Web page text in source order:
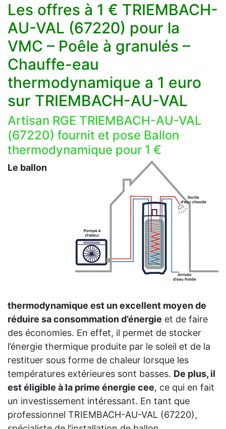
Les offres à 1 € TRIEMBACH-
AU-VAL (67220) pour la
VMC – Poêle à granulés –
Chauffe-eau
thermodynamique a 1 euro
sur TRIEMBACH-AU-VAL
Artisan RGE TRIEMBACH-AU-VAL
(67220) fournit et pose Ballon
thermodynamique pour 1 €
Le ballon
thermodynamique est un excellent moyen de
réduire sa consommation d’énergie et de faire
des économies. En effet, il permet de stocker
l’énergie thermique produite par le soleil et de la
restituer sous forme de chaleur lorsque les
températures extérieures sont basses. De plus, il
est éligible à la prime énergie cee, ce qui en fait
un investissement intéressant. En tant que
professionnel TRIEMBACH-AU-VAL (67220),